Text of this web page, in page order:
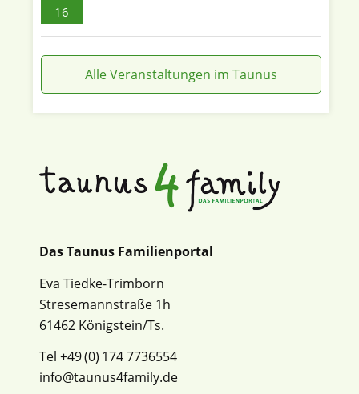
16
Alle Veranstaltungen im Taunus
Das Taunus Familienportal
Eva Tiedke-Trimborn
Stresemannstraße 1h
61462 Königstein/Ts.
Tel +49 (0) 174 7736554
info@taunus4family.de